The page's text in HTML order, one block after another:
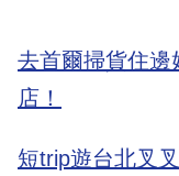
去首爾掃貨住邊
店！
短trip遊台北叉